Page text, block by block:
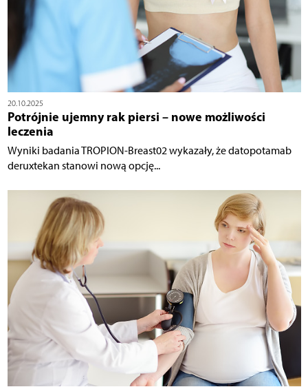
20.10.2025
Potrójnie ujemny rak piersi – nowe możliwości
leczenia
Wyniki badania TROPION-Breast02 wykazały, że datopotamab
deruxtekan stanowi nową opcję...